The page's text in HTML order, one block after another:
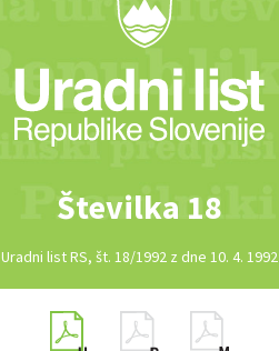
Številka 18
Uradni list RS, št. 18/1992 z dne 10. 4. 1992